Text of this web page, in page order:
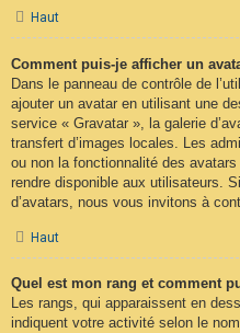
Haut
Comment puis-je afficher un
Dans le panneau de contrôle de
ajouter un avatar en utilisant une
service « Gravatar », la galerie
transfert d’images locales. Les
ou non la fonctionnalité des
rendre disponible aux utilisateurs.
d’avatars, nous vous invitons à
Haut
Quel est mon rang et comment
Les rangs, qui apparaissent en
indiquent votre activité selon le